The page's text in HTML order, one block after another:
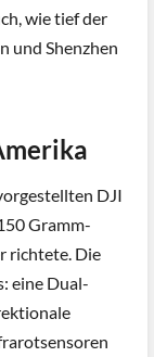
wie tief der
und Shenzhen
DJI
Gramm-
richtete. Die
eine Dual-